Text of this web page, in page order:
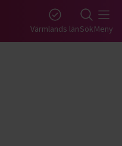
Värmlands länSökMeny